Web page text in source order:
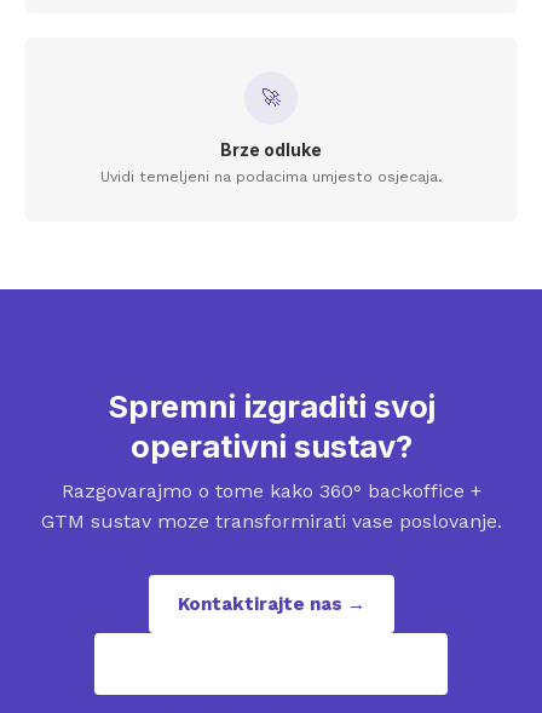
🚀
Brze odluke
Uvidi temeljeni na podacima umjesto osjecaja.
Spremni izgraditi svoj
operativni sustav?
Razgovarajmo o tome kako 360° backoffice +
GTM sustav moze transformirati vase poslovanje.
Kontaktirajte nas →